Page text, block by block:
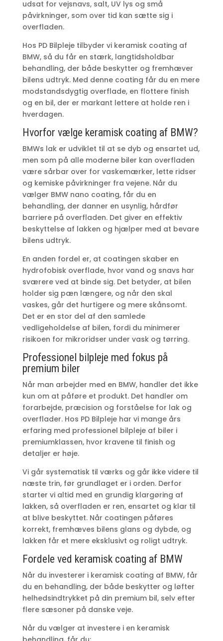
udsat for vejsnavs, salt, UV lys og små
påvirkninger, som over tid kan sætte sig i
overfladen.
Hos PD Bilpleje tilbyder vi keramisk coating af
BMW, så du får en stærk, langtidsholdbar
behandling, der både beskytter og fremhæver
bilens udtryk. Med denne coating får du en mere
modstandsdygtig overflade, en flottere finish
og en bil, der er markant lettere at holde ren i
hverdagen.
Hvorfor vælge keramisk coating af BMW?
BMWs lak er udviklet til at se dyb og ensartet ud,
men som på alle moderne biler kan overfladen
være sårbar over for vaskemærker, lette ridser
og kemiske påvirkninger fra vejene. Når du
vælger BMW nano coating, får du en
behandling, der danner en usynlig, hårdfør
barriere på overfladen. Det giver en effektiv
beskyttelse af lakken og hjælper med at bevare
bilens udtryk.
En anden fordel er, at coatingen skaber en
hydrofobisk overflade, hvor vand og snavs har
sværere ved at binde sig. Det betyder, at bilen
holder sig pæn længere, og når den skal
vaskes, går det hurtigere og mere skånsomt.
Det er en stor del af den samlede
vedligeholdelse af bilen, fordi du minimerer
risikoen for mikroridser under vask og tørring.
Professionel bilpleje med fokus på
premium biler
Når man arbejder med en BMW, handler det ikke
kun om at påføre et produkt. Det handler om
forarbejde, præcision og forståelse for lak og
overflader. Hos PD Bilpleje har vi mange års
erfaring med professionel bilpleje af biler i
premiumklassen, hvor kravene til finish og
detaljer er høje.
Vi går systematisk til værks og går ikke videre til
næste trin, før grundlaget er i orden. Derfor
starter vi altid med en grundig klargøring af
lakken, så overfladen er ren, ensartet og klar til
at blive beskyttet. Når coatingen påføres
korrekt, fremhæves bilens glans og dybde, og
lakken får et mere eksklusivt og roligt udtryk.
Fordele ved keramisk coating af BMW
Når du investerer i keramisk coating af BMW, får
du en behandling, der både beskytter og løfter
helhedsindtrykket på din premium bil, selv efter
flere sæsoner på danske veje.
Når du vælger at investere i en keramisk